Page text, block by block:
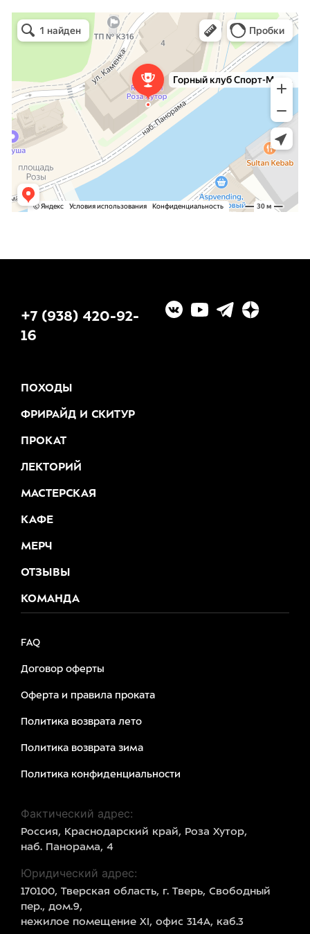
Горный клуб Спорт-Марафон
Горнолыжная школа в Сочи
Туристический клуб в Сочи
+7 (938) 420-92-
16
ПОХОДЫ
ФРИРАЙД И СКИТУР
ПРОКАТ
ЛЕКТОРИЙ
МАСТЕРСКАЯ
КАФЕ
МЕРЧ
ОТЗЫВЫ
КОМАНДА
FAQ
Договор оферты
Оферта и правила проката
Политика возврата лето
Политика возврата зима
Политика конфиденциальности
Фактический адрес:
Россия, Краснодарский край, Роза Хутор,
наб. Панорама, 4
Юридический адрес:
170100, Тверская область, г. Тверь, Свободный
пер., дом.9,
нежилое помещение XI, офис 314А, каб.3